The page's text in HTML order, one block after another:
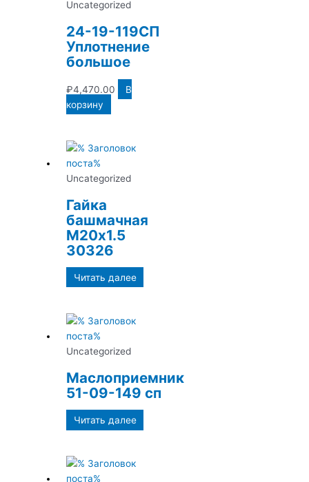
Uncategorized
24-19-119СП
Уплотнение
большое
₽4,470.00
В
корзину
Uncategorized
Гайка
башмачная
М20х1.5
30326
Читать далее
Uncategorized
Маслоприемник
51-09-149 сп
Читать далее